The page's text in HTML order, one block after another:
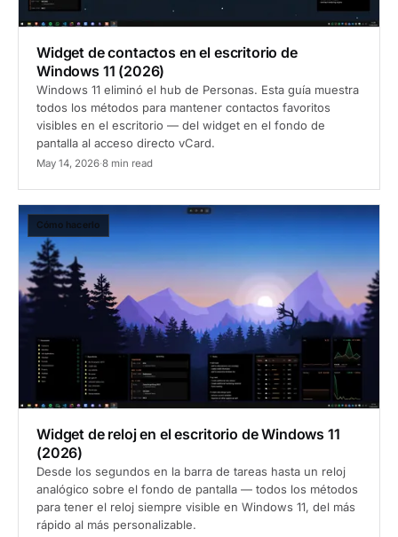
Widget de contactos en el escritorio de
Windows 11 (2026)
Windows 11 eliminó el hub de Personas. Esta guía muestra
todos los métodos para mantener contactos favoritos
visibles en el escritorio — del widget en el fondo de
pantalla al acceso directo vCard.
May 14, 2026·8 min read
Cómo hacerlo
Widget de reloj en el escritorio de Windows 11
(2026)
Desde los segundos en la barra de tareas hasta un reloj
analógico sobre el fondo de pantalla — todos los métodos
para tener el reloj siempre visible en Windows 11, del más
rápido al más personalizable.